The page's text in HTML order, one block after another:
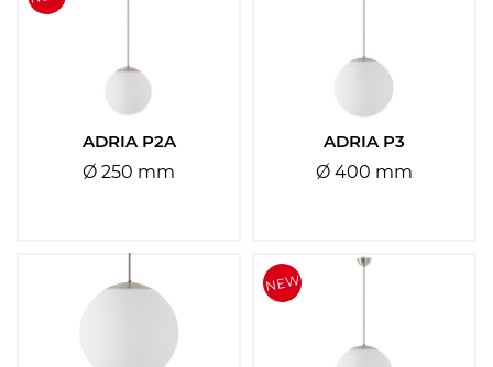
Umístění montáže:
VyberteADRIA P2A
Ø 250 mm
ADRIA P3
Ø 400 mm